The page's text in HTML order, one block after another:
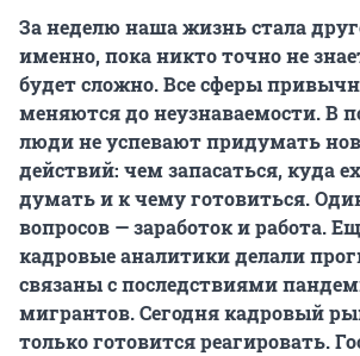
За неделю наша жизнь стала
именно, пока никто точно не
будет сложно. Все сферы
меняются до неузнаваемости. В
люди не успевают придумать
действий: чем запасаться, куда
думать и к чему готовиться.
вопросов — заработок и работа.
кадровые аналитики делали
связаны с последствиями
мигрантов. Сегодня кадровый
только готовится реагировать.